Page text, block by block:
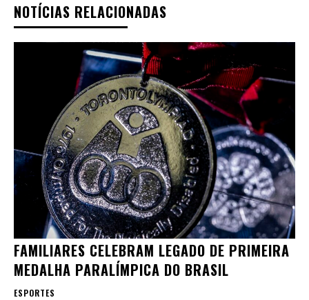
NOTÍCIAS RELACIONADAS
FAMILIARES CELEBRAM LEGADO DE PRIMEIRA
MEDALHA PARALÍMPICA DO BRASIL
ESPORTES